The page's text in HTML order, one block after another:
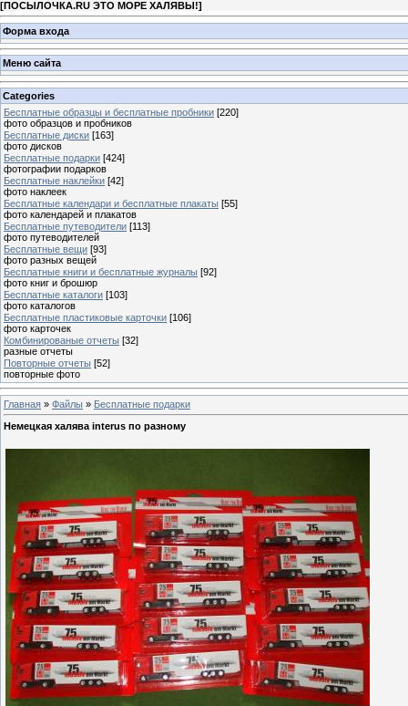
[ПОСЫЛОЧКА.RU ЭТО МОРЕ ХАЛЯВЫ!]
Форма входа
Меню сайта
Categories
Бесплатные образцы и бесплатные пробники [220]
фото образцов и пробников
Бесплатные диски [163]
фото дисков
Бесплатные подарки [424]
фотографии подарков
Бесплатные наклейки [42]
фото наклеек
Бесплатные календари и бесплатные плакаты [55]
фото календарей и плакатов
Бесплатные путеводители [113]
фото путеводителей
Бесплатные вещи [93]
фото разных вещей
Бесплатные книги и бесплатные журналы [92]
фото книг и брошюр
Бесплатные каталоги [103]
фото каталогов
Бесплатные пластиковые карточки [106]
фото карточек
Комбинированые отчеты [32]
разные отчеты
Повторные отчеты [52]
повторные фото
Главная » Файлы » Бесплатные подарки
Немецкая халява interus по разному